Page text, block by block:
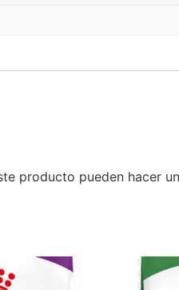
producto pueden hacer